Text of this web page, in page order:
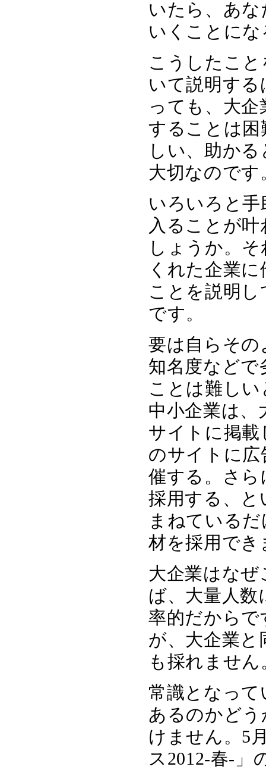
いたら、あ
いくことに
こうしたこ
いて説明す
っても、大
することは困
しい、助か
大切なのです
いろいろと
入ることが
しょうか。
くれた企業
ことを説明
です。
要は自らそ
知名度などで
ことは難し
中小企業は、
サイトに掲
のサイトに広
催する。さら
採用する、と
まねている
材を採用でき
大企業はな
ば、大量人
率的だからで
が、大企業
も採れません
常識となっ
あるのかど
けません。5
ス2012-春-」